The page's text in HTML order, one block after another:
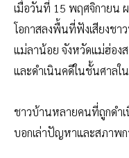
เมื่อวันที่ 15 พฤศจิกายน
โอกาสลงพื้นที่ฟังเสียงชา
แม่ลาน้อย จังหวัดแม่ฮ่อง
และดำเนินคดีในชนศาลใ
ชาวบ้านหลายคนที่ถูกดำ
บอกเล่าปัญหาและสภาพก